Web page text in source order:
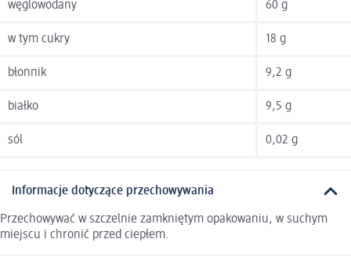
węglowodany 60 g
w tym cukry 18 g
błonnik 9,2 g
białko 9,5 g
sól 0,02 g
Informacje dotyczące przechowywania
Przechowywać w szczelnie zamkniętym opakowaniu, w suchym
miejscu i chronić przed ciepłem.